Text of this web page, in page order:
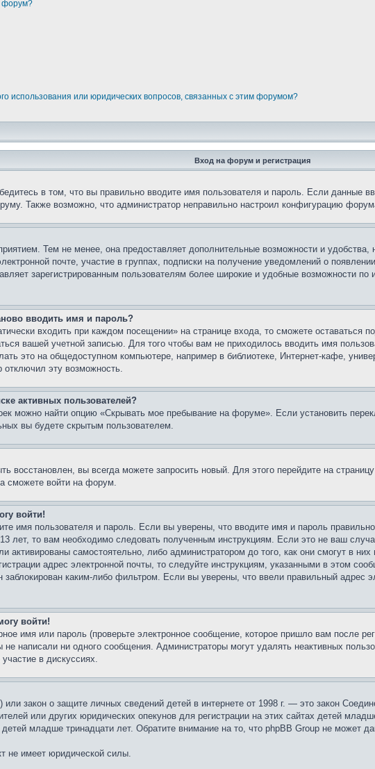
форум?
использования или юридических вопросов, связанных с этим форумом?
Вход на форум и регистрация
в том, что вы правильно вводите имя пользователя и пароль. Если данные
Также возможно, что администратор неправильно настроил конфигурацию
Тем не менее, она предоставляет дополнительные возможности и
почте, участие в группах, подписки на получение уведомлений о
зарегистрированным пользователям более широкие и удобные возможности
вводить имя и пароль?
входить при каждом посещении» на странице входа, то сможете
вашей учетной записью. Для того чтобы вам не приходилось вводить имя
это на общедоступном компьютере, например в библиотеке, Интернет-кафе,
отключил эту возможность.
активных пользователей?
можно найти опцию «Скрывать мое пребывание на форуме». Если установить
вы будете скрытым пользователем.
восстановлен, вы всегда можете запросить новый. Для этого перейдите на
сможете войти на форум.
войти!
имя пользователя и пароль. Если вы уверены, что вводите имя и пароль
лет, то вам необходимо следовать полученным инструкциям. Если это не ваш
активированы самостоятельно, либо администратором до того, как они смогут в
адрес электронной почты, то следуйте инструкциям, указанными в этом
заблокирован каким-либо фильтром. Если вы уверены, что ввели правильный адрес
войти!
имя или пароль (проверьте электронное сообщение, которое пришло вам после
написали ни одного сообщения. Администраторы могут удалять неактивных
участие в дискуссиях.
закон о защите личных сведений детей в интернете от 1998 г. — это закон
или других юридических опекунов для регистрации на этих сайтах детей
младше тринадцати лет. Обратите внимание на то, что phpBB Group не может
не имеет юридической силы.